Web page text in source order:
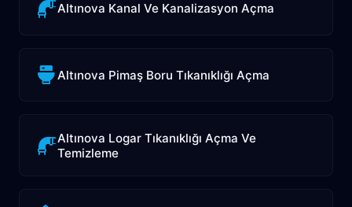
Altınova Kanal Ve Kanalizasyon Açma
Altınova Pimaş Boru Tıkanıklığı Açma
Altınova Logar Tıkanıklığı Açma Ve
Temizleme